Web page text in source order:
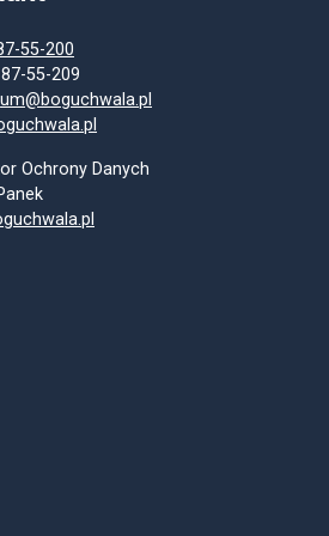
55-200
55-209
um@boguchwala.pl
Ochrony Danych